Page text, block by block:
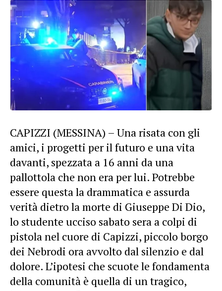
CAPIZZI (MESSINA) – Una risata con gli
amici, i progetti per il futuro e una vita
davanti, spezzata a 16 anni da una
pallottola che non era per lui. Potrebbe
essere questa la drammatica e assurda
verità dietro la morte di Giuseppe Di Dio,
lo studente ucciso sabato sera a colpi di
pistola nel cuore di Capizzi, piccolo borgo
dei Nebrodi ora avvolto dal silenzio e dal
dolore. L’ipotesi che scuote le fondamenta
della comunità è quella di un tragico,